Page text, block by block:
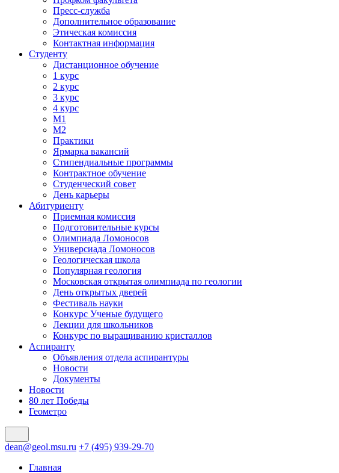
Пресс-служба
Дополнительное образование
Этическая комиссия
Контактная информация
Студенту
Дистанционное обучение
1 курс
2 курс
3 курс
4 курс
М1
М2
Практики
Ярмарка вакансий
Стипендиальные программы
Контрактное обучение
Студенческий совет
День карьеры
Абитуриенту
Приемная комиссия
Подготовительные курсы
Олимпиада Ломоносов
Универсиада Ломоносов
Геологическая школа
Популярная геология
Московская открытая олимпиада по геологии
День открытых дверей
Фестиваль науки
Конкурс Ученые будущего
Лекции для школьников
Конкурс по выращиванию кристаллов
Аспиранту
Объявления отдела аспирантуры
Новости
Документы
Новости
80 лет Победы
Геометро
dean@geol.msu.ru +7 (495) 939-29-70
Главная